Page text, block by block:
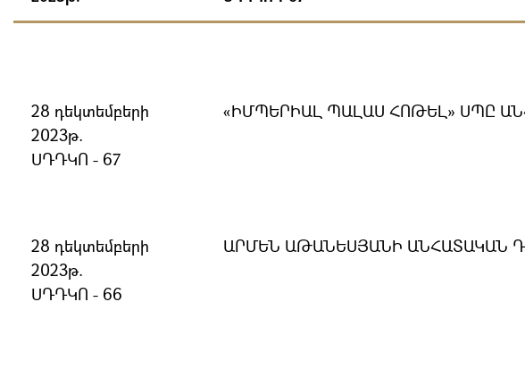
28 դեկտեմբերի
2023թ.
ՍԴԴԿՈ - 67
«ԻՄՊԵՐԻԱԼ ՊԱԼԱՍ ՀՈԹԵԼ» ՍՊԸ
28 դեկտեմբերի
2023թ.
ՍԴԴԿՈ - 66
ԱՐՄԵՆ ԱԹԱՆԵՍՅԱՆԻ ԱՆՀԱՏԱԿԱՆ